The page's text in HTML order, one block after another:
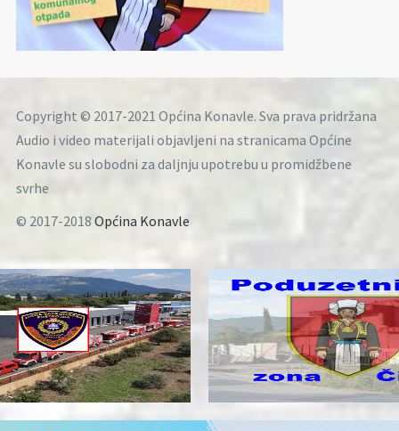
Copyright © 2017-2021 Općina Konavle. Sva prava pridržana
Audio i video materijali objavljeni na stranicama Općine
Konavle su slobodni za daljnju upotrebu u promidžbene
svrhe
© 2017-2018 Općina Konavle